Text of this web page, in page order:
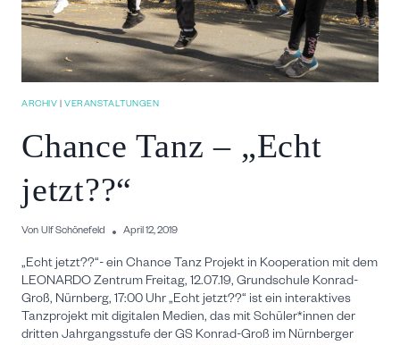
ARCHIV |VERANSTALTUNGEN
Chance Tanz – „Echt
jetzt??“
Von Ulf Schönefeld April 12, 2019
„Echt jetzt??“- ein Chance Tanz Projekt in Kooperation mit dem
LEONARDO Zentrum Freitag, 12.07.19, Grundschule Konrad-
Groß, Nürnberg, 17:00 Uhr „Echt jetzt??“ ist ein interaktives
Tanzprojekt mit digitalen Medien, das mit Schüler*innen der
dritten Jahrgangsstufe der GS Konrad-Groß im Nürnberger